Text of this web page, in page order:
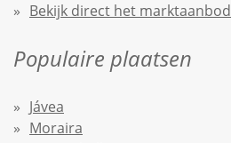
Bekijk direct het marktaanbod
Populaire plaatsen
Jávea
Moraira